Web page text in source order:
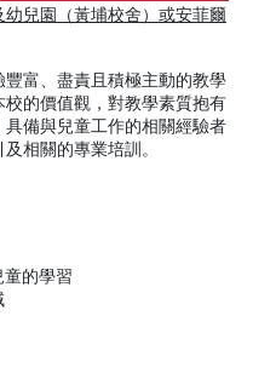
兒園（黃埔校舍）或安菲爾
富、盡責且積極主動的教學
的價值觀，對教學素質抱有
備與兒童工作的相關經驗者
相關的專業培訓。
童的學習